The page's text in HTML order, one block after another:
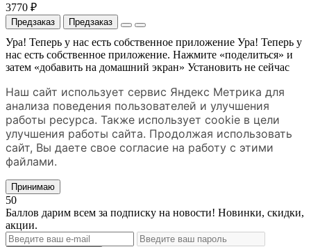
3770 ₽
Предзаказ Предзаказ
Ура! Теперь у нас есть собственное приложение Ура! Теперь у
нас есть собственное приложение. Нажмите «поделиться» и
затем «добавить на домашний экран» Установить не сейчас
Наш сайт использует сервис Яндекс Метрика для
анализа поведения пользователей и улучшения
работы ресурса. Также использует cookie в цели
улучшения работы сайта. Продолжая использовать
сайт, Вы даете свое согласие на работу с этими
файлами.
Принимаю
50
Баллов дарим всем за подписку на новости! Новинки, скидки,
акции.